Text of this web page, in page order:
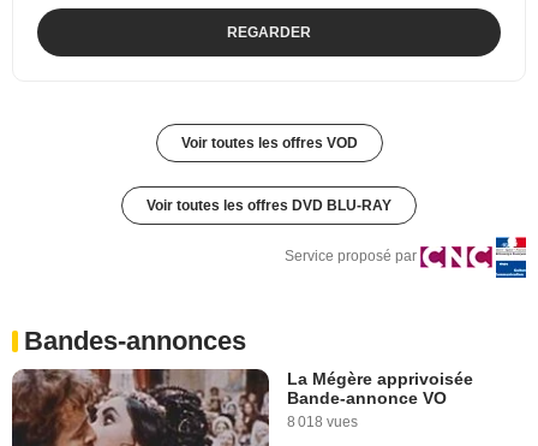
REGARDER
Voir toutes les offres VOD
Voir toutes les offres DVD BLU-RAY
Service proposé par
Bandes-annonces
La Mégère apprivoisée
Bande-annonce VO
8 018 vues